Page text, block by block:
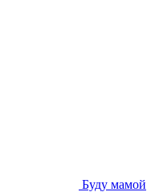
Буду мамой